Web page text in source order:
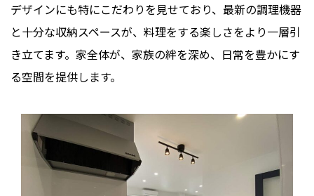
デザインにも特にこだわりを見せており、最新の調理機器
と十分な収納スペースが、料理をする楽しさをより一層引
き立てます。家全体が、家族の絆を深め、日常を豊かにす
る空間を提供します。